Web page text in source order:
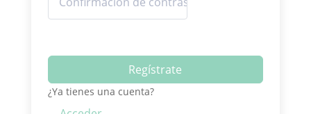
Regístrate
¿Ya tienes una cuenta?